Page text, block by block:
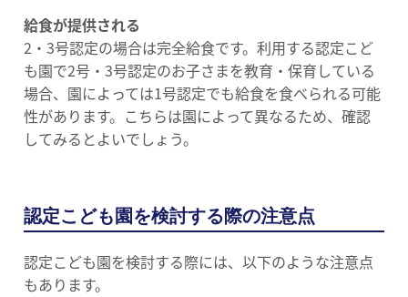
給食が提供される
2・3号認定の場合は完全給食です。利用する認定こど
も園で2号・3号認定のお子さまを教育・保育している
場合、園によっては1号認定でも給食を食べられる可能
性があります。こちらは園によって異なるため、確認
してみるとよいでしょう。
認定こども園を検討する際の注意点
認定こども園を検討する際には、以下のような注意点
もあります。